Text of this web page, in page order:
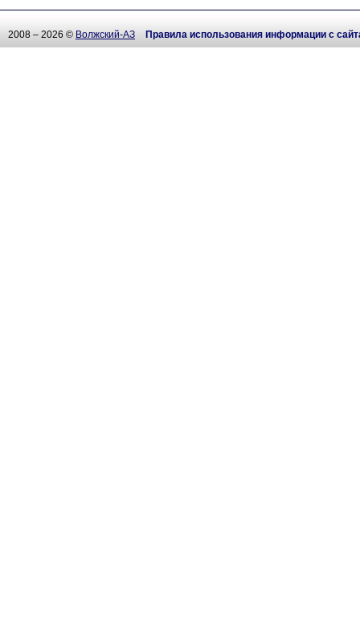
2008 – 2026 © Волжский-АЗ Правила использования информации с